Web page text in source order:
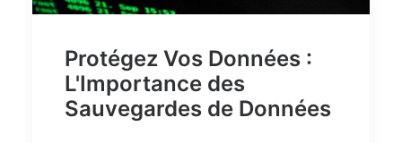
Protégez Vos Données :
L'Importance des
Sauvegardes de Données